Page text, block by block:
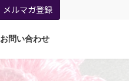
メルマガ登録
お問い合わせ